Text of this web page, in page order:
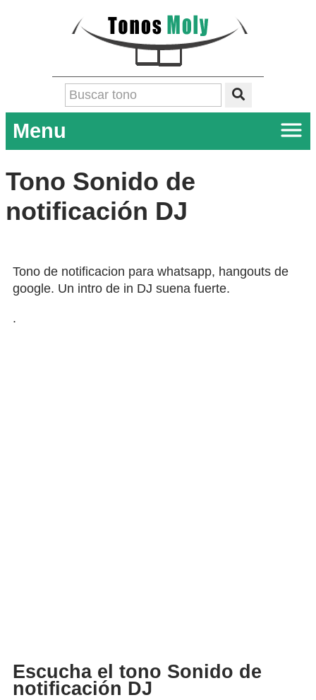
Menu
Tono Sonido de
notificación DJ
Tono de notificacion para whatsapp, hangouts de
google. Un intro de in DJ suena fuerte.
.
Escucha el tono Sonido de
notificación DJ